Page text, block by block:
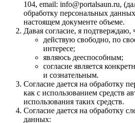
104, email: info@portalsaun.ru,
обработку персональных
настоящем документе объеме.
Давая согласие, я подтверждаю,
действую свободно, по
интересе;
являюсь дееспособным;
согласие является
и сознательным.
Согласие дается на обработку
как с использованием средств
использования таких средств.
Согласие дается на обработку
данных: